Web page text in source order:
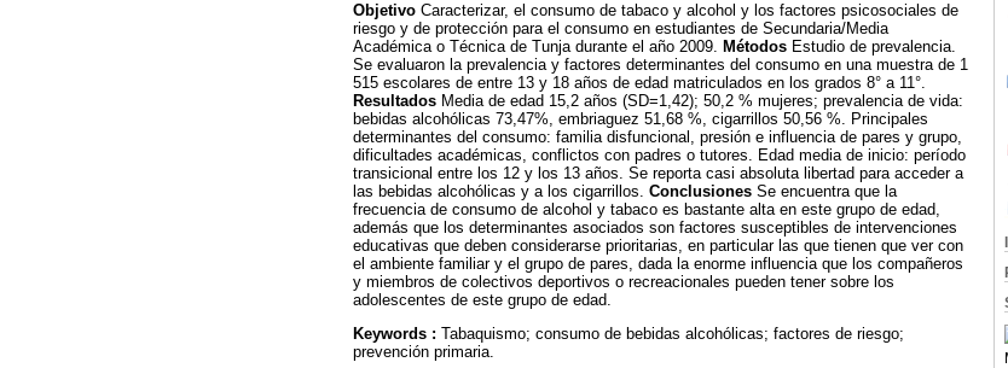
Objetivo Caracterizar, el consumo de tabaco y alcohol y los factores psicosociales de
riesgo y de protección para el consumo en estudiantes de Secundaria/Media
Académica o Técnica de Tunja durante el año 2009. Métodos Estudio de prevalencia.
Se evaluaron la prevalencia y factores determinantes del consumo en una muestra de 1
515 escolares de entre 13 y 18 años de edad matriculados en los grados 8° a 11°.
Resultados Media de edad 15,2 años (SD=1,42); 50,2 % mujeres; prevalencia de vida:
bebidas alcohólicas 73,47%, embriaguez 51,68 %, cigarrillos 50,56 %. Principales
determinantes del consumo: familia disfuncional, presión e influencia de pares y grupo,
dificultades académicas, conflictos con padres o tutores. Edad media de inicio: período
transicional entre los 12 y los 13 años. Se reporta casi absoluta libertad para acceder a
las bebidas alcohólicas y a los cigarrillos. Conclusiones Se encuentra que la
frecuencia de consumo de alcohol y tabaco es bastante alta en este grupo de edad,
además que los determinantes asociados son factores susceptibles de intervenciones
educativas que deben considerarse prioritarias, en particular las que tienen que ver con
el ambiente familiar y el grupo de pares, dada la enorme influencia que los compañeros
y miembros de colectivos deportivos o recreacionales pueden tener sobre los
adolescentes de este grupo de edad.
Keywords : Tabaquismo; consumo de bebidas alcohólicas; factores de riesgo;
prevención primaria.